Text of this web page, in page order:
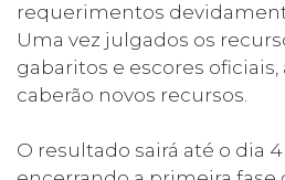
requerimentos
Uma vez julgados os
gabaritos e escores oficiais,
caberão novos recursos.
O resultado sairá até o dia